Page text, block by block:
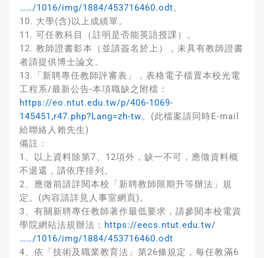
……/1016/img/1884/453716460.odt。
10. 大學(含)以上成績單。
11. 可任教科目（註明是否能英語授課）。
12. 教師證書影本（並請簽名於上），未具有教師證書
者請提供博士論文。
13.「新聘專任教師評審表」，表格電子檔置本校光電
工程系/最新公告-本項職缺之附檔：
https://eo.ntut.edu.tw/p/406-1069-
145451,r47.php?Lang=zh-tw。(此檔案請同時E-mail
給聯絡人賴先生)
備註：
1、以上資料除第7、12項外，缺一不可，應徵資料概
不退還，請依序排列。
2、應徵前請詳閱本校「新聘教師限期升等辦法」規
定。(內容請詳見人事室網頁)。
3、有關新聘專任教師著作最低要求，請參閱本校電資
學院網站法規辦法： https://eecs.ntut.edu.tw/
……/1016/img/1884/453716460.odt
4、依「技術及職業教育法」第26條規定，每任教滿6